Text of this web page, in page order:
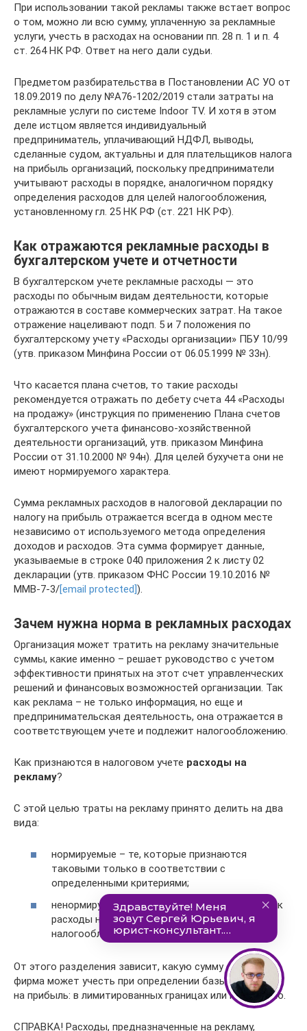
При использовании такой рекламы также встает вопрос
о том, можно ли всю сумму, уплаченную за рекламные
услуги, учесть в расходах на основании пп. 28 п. 1 и п. 4
ст. 264 НК РФ. Ответ на него дали судьи.
Предметом разбирательства в Постановлении АС УО от
18.09.2019 по делу №А76-1202/2019 стали затраты на
рекламные услуги по системе Indoor TV. И хотя в этом
деле истцом является индивидуальный
предприниматель, уплачивающий НДФЛ, выводы,
сделанные судом, актуальны и для плательщиков налога
на прибыль организаций, поскольку предприниматели
учитывают расходы в порядке, аналогичном порядку
определения расходов для целей налогообложения,
установленному гл. 25 НК РФ (ст. 221 НК РФ).
Как отражаются рекламные расходы в
бухгалтерском учете и отчетности
В бухгалтерском учете рекламные расходы — это
расходы по обычным видам деятельности, которые
отражаются в составе коммерческих затрат. На такое
отражение нацеливают подп. 5 и 7 положения по
бухгалтерскому учету «Расходы организации» ПБУ 10/99
(утв. приказом Минфина России от 06.05.1999 № 33н).
Что касается плана счетов, то такие расходы
рекомендуется отражать по дебету счета 44 «Расходы
на продажу» (инструкция по применению Плана счетов
бухгалтерского учета финансово-хозяйственной
деятельности организаций, утв. приказом Минфина
России от 31.10.2000 № 94н). Для целей бухучета они не
имеют нормируемого характера.
Сумма рекламных расходов в налоговой декларации по
налогу на прибыль отражается всегда в одном месте
независимо от используемого метода определения
доходов и расходов. Эта сумма формирует данные,
указываемые в строке 040 приложения 2 к листу 02
декларации (утв. приказом ФНС России 19.10.2016 №
ММВ-7-3/[email protected]).
Зачем нужна норма в рекламных расходах
Организация может тратить на рекламу значительные
суммы, какие именно – решает руководство с учетом
эффективности принятых на этот счет управленческих
решений и финансовых возможностей организации. Так
как реклама – не только информация, но еще и
предпринимательская деятельность, она отражается в
соответствующем учете и подлежит налогообложению.
Как признаются в налоговом учете расходы на
рекламу?
С этой целью траты на рекламу принято делить на два
вида:
нормируемые – те, которые признаются
таковыми только в соответствии с
определенными критериями;
ненормируемые – безусловно учитываемые как
расходы на рекламу, не ограничиваясь при
налогообложении.
От этого разделения зависит, какую сумму затрат
фирма может учесть при определении базы для налога
на прибыль: в лимитированных границах или полностью.
СПРАВКА! Расходы, предназначенные на рекламу,